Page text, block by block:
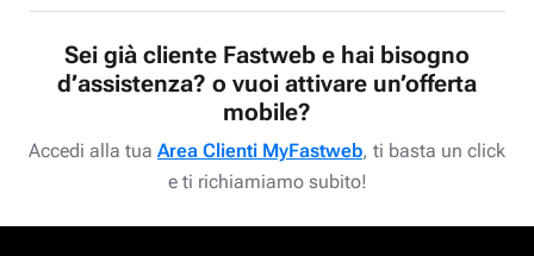
Sei già cliente Fastweb e hai bisogno
d’assistenza? o vuoi attivare un’offerta
mobile?
Accedi alla tua Area Clienti MyFastweb, ti basta un click
e ti richiamiamo subito!